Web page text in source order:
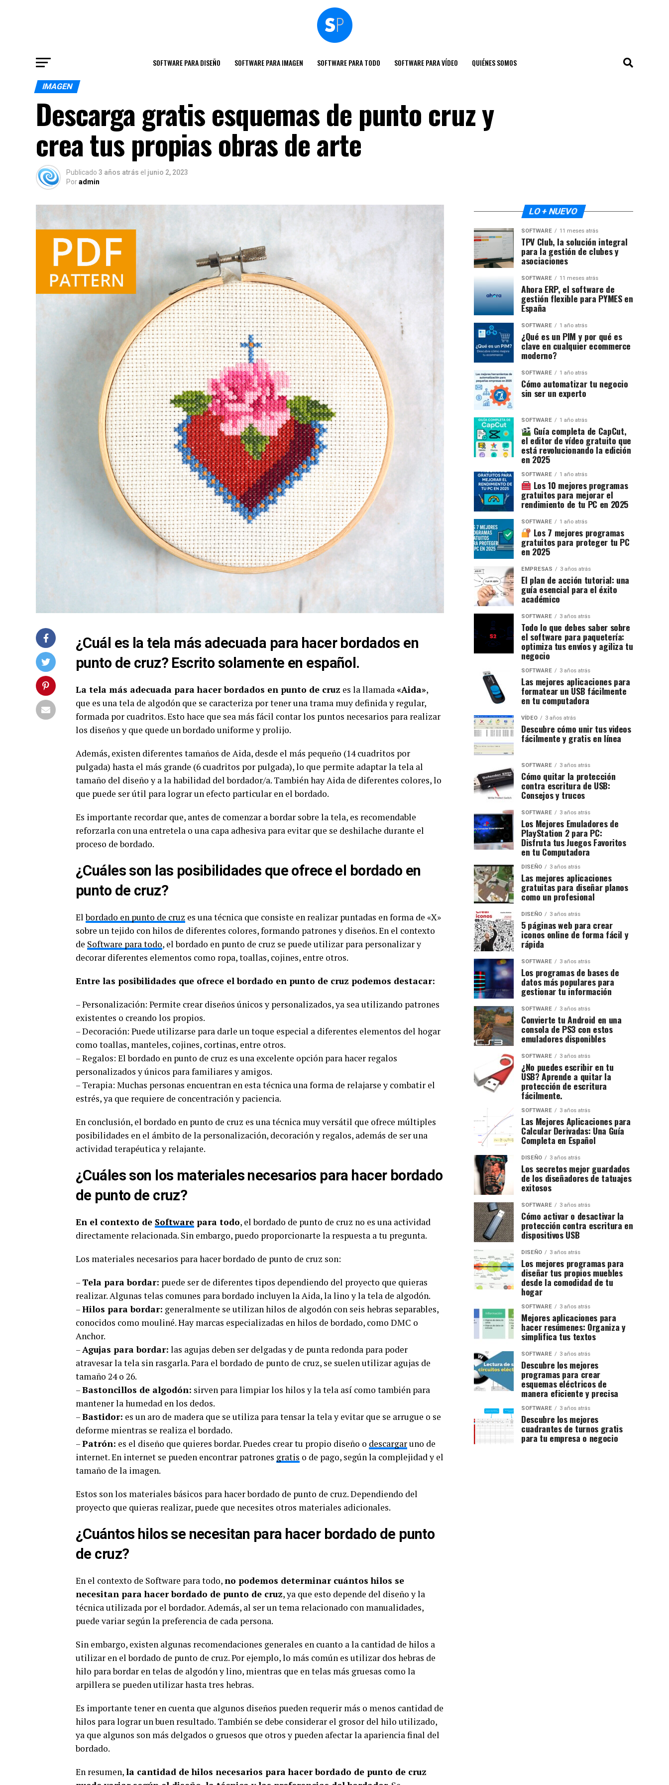
SOFTWARE PARA DISEÑO SOFTWARE PARA IMAGEN SOFTWARE PARA TODO SOFTWARE PARA VÍDEO QUIÉNES SOMOS
IMAGEN
Descarga gratis esquemas de punto cruz y
crea tus propias obras de arte
Publicado 3 años atrás el junio 2, 2023
Poradmin
¿Cuál es la tela más adecuada para hacer bordados en
punto de cruz? Escrito solamente en español.
La tela más adecuada para hacer bordados en punto de cruz es la llamada«Aida»,
que es una tela de algodón que se caracteriza por tener una trama muy definida y regular,
formada por cuadritos. Esto hace que sea más fácil contar los puntos necesarios para realizar
los diseños y que quede un bordado uniforme y prolijo.
Además, existen diferentes tamaños de Aida, desde el más pequeño (14 cuadritos por
pulgada) hasta el más grande (6 cuadritos por pulgada), lo que permite adaptar la tela al
tamaño del diseño y a la habilidad del bordador/a. También hay Aida de diferentes colores, lo
que puede ser útil para lograr un efecto particular en el bordado.
Es importante recordar que, antes de comenzar a bordar sobre la tela, es recomendable
reforzarla con una entretela o una capa adhesiva para evitar que se deshilache durante el
proceso de bordado.
¿Cuáles son las posibilidades que ofrece el bordado en
punto de cruz?
Elbordado en punto de cruz es una técnica que consiste en realizar puntadas en forma de «X»
sobre un tejido con hilos de diferentes colores, formando patrones y diseños. En el contexto
de Software para todo, el bordado en punto de cruz se puede utilizar para personalizar y
decorar diferentes elementos como ropa, toallas, cojines, entre otros.
Entre las posibilidades que ofrece el bordado en punto de cruz podemos destacar:
– Personalización: Permite crear diseños únicos y personalizados, ya sea utilizando patrones
existentes o creando los propios.
– Decoración: Puede utilizarse para darle un toque especial a diferentes elementos del hogar
como toallas, manteles, cojines, cortinas, entre otros.
– Regalos: El bordado en punto de cruz es una excelente opción para hacer regalos
personalizados y únicos para familiares y amigos.
– Terapia: Muchas personas encuentran en esta técnica una forma de relajarse y combatir el
estrés, ya que requiere de concentración y paciencia.
En conclusión, el bordado en punto de cruz es una técnica muy versátil que ofrece múltiples
posibilidades en el ámbito de la personalización, decoración y regalos, además de ser una
actividad terapéutica y relajante.
¿Cuáles son los materiales necesarios para hacer bordado
de punto de cruz?
En el contexto de Software para todo, el bordado de punto de cruz no es una actividad
directamente relacionada. Sin embargo, puedo proporcionarte la respuesta a tu pregunta.
Los materiales necesarios para hacer bordado de punto de cruz son:
– Tela para bordar: puede ser de diferentes tipos dependiendo del proyecto que quieras
realizar. Algunas telas comunes para bordado incluyen la Aida, la lino y la tela de algodón.
–Hilos para bordar: generalmente se utilizan hilos de algodón con seis hebras separables,
conocidos como mouliné. Hay marcas especializadas en hilos de bordado, como DMC o
Anchor.
–Agujas para bordar: las agujas deben ser delgadas y de punta redonda para poder
atravesar la tela sin rasgarla. Para el bordado de punto de cruz, se suelen utilizar agujas de
tamaño 24 o 26.
–Bastoncillos de algodón: sirven para limpiar los hilos y la tela así como también para
mantener la humedad en los dedos.
–Bastidor: es un aro de madera que se utiliza para tensar la tela y evitar que se arrugue o se
deforme mientras se realiza el bordado.
–Patrón: es el diseño que quieres bordar. Puedes crear tu propio diseño o descargaruno de
internet. En internet se pueden encontrar patrones gratis o de pago, según la complejidad y el
tamaño de la imagen.
Estos son los materiales básicos para hacer bordado de punto de cruz. Dependiendo del
proyecto que quieras realizar, puede que necesites otros materiales adicionales.
¿Cuántos hilos se necesitan para hacer bordado de punto
de cruz?
En el contexto de Software para todo,no podemos determinar cuántos hilos se
necesitan para hacer bordado de punto de cruz, ya que esto depende del diseño y la
técnica utilizada por el bordador. Además, al ser un tema relacionado con manualidades,
puede variar según la preferencia de cada persona.
Sin embargo, existen algunas recomendaciones generales en cuanto a la cantidad de hilos a
utilizar en el bordado de punto de cruz. Por ejemplo, lo más común es utilizar dos hebras de
hilo para bordar en telas de algodón y lino, mientras que en telas más gruesas como la
arpillera se pueden utilizar hasta tres hebras.
Es importante tener en cuenta que algunos diseños pueden requerir más o menos cantidad de
hilos para lograr un buen resultado. También se debe considerar el grosor del hilo utilizado,
ya que algunos son más delgados o gruesos que otros y pueden afectar la apariencia final del
bordado.
En resumen,la cantidad de hilos necesarios para hacer bordado de punto de cruz
LO + NUEVO
SOFTWARE 11 meses atrás
TPV Club, la solución integral
para la gestión de clubes y
asociaciones
SOFTWARE 11 meses atrás
Ahora ERP, el software de
gestión flexible para PYMES en
España
SOFTWARE 1 año atrás
¿Qué es un PIM y por qué es
clave en cualquier ecommerce
moderno?
SOFTWARE 1 año atrás
Cómo automatizar tu negocio
sin ser un experto
SOFTWARE 1 año atrás
Guía completa de CapCut,
el editor de vídeo gratuito que
está revolucionando la edición
en 2025
SOFTWARE 1 año atrás
Los 10 mejores programas
gratuitos para mejorar el
rendimiento de tu PC en 2025
SOFTWARE 1 año atrás
Los 7 mejores programas
gratuitos para proteger tu PC
en 2025
EMPRESAS 3 años atrás
El plan de acción tutorial: una
guía esencial para el éxito
académico
SOFTWARE 3 años atrás
Todo lo que debes saber sobre
el software para paquetería:
optimiza tus envíos y agiliza tu
negocio
SOFTWARE 3 años atrás
Las mejores aplicaciones para
formatear un USB fácilmente
en tu computadora
VÍDEO 3 años atrás
Descubre cómo unir tus videos
fácilmente y gratis en línea
SOFTWARE 3 años atrás
Cómo quitar la protección
contra escritura de USB:
Consejos y trucos
SOFTWARE 3 años atrás
Los Mejores Emuladores de
PlayStation 2 para PC:
Disfruta tus Juegos Favoritos
en tu Computadora
DISEÑO 3 años atrás
Las mejores aplicaciones
gratuitas para diseñar planos
como un profesional
DISEÑO 3 años atrás
5 páginas web para crear
iconos online de forma fácil y
rápida
SOFTWARE 3 años atrás
Los programas de bases de
datos más populares para
gestionar tu información
SOFTWARE 3 años atrás
Convierte tu Android en una
consola de PS3 con estos
emuladores disponibles
SOFTWARE 3 años atrás
¿No puedes escribir en tu
USB? Aprende a quitar la
protección de escritura
fácilmente.
SOFTWARE 3 años atrás
Las Mejores Aplicaciones para
Calcular Derivadas: Una Guía
Completa en Español
DISEÑO 3 años atrás
Los secretos mejor guardados
de los diseñadores de tatuajes
exitosos
SOFTWARE 3 años atrás
Cómo activar o desactivar la
protección contra escritura en
dispositivos USB
DISEÑO 3 años atrás
Los mejores programas para
diseñar tus propios muebles
desde la comodidad de tu
hogar
SOFTWARE 3 años atrás
Mejores aplicaciones para
hacer resúmenes: Organiza y
simplifica tus textos
SOFTWARE 3 años atrás
Descubre los mejores
programas para crear
esquemas eléctricos de
manera eficiente y precisa
SOFTWARE 3 años atrás
Descubre los mejores
cuadrantes de turnos gratis
para tu empresa o negocio